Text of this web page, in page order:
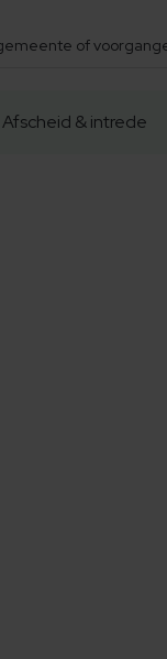
Afscheid & intrede